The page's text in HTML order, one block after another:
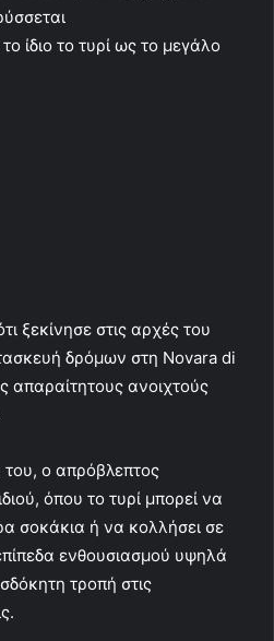
ίδιο το τυρί ως το μεγάλο
ξεκίνησε στις αρχές του
δρόμων στη Novara di
απαραίτητους ανοιχτούς
ο απρόβλεπτος
όπου το τυρί μπορεί να
σοκάκια ή να κολλήσει σε
ενθουσιασμού υψηλά
τροπή στις